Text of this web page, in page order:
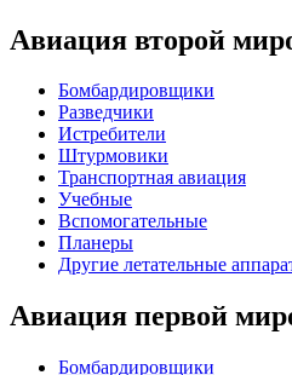
Авиация второй
Бомбардировщики
Разведчики
Истребители
Штурмовики
Транспортная авиация
Учебные
Вспомогательные
Планеры
Другие летательные
Авиация первой
Бомбардировщики